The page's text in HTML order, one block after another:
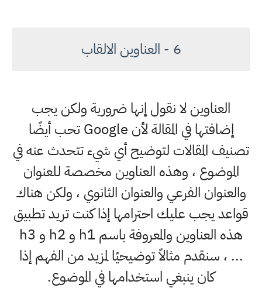
6 - العناوين الالقاب
العناوين لا نقول إنها ضرورية ولكن يجب
إضافتها في المقالة لأن Google تحب أيضًا
تصنيف المقالات لتوضيح أي شيء تتحدث عنه في
الموضوع ، وهذه العناوين مخصصة للعنوان
والعنوان الفرعي والعنوان الثانوي ، ولكن هناك
قواعد يجب عليك احترامها إذا كنت تريد تطبيق
هذه العناوين والمعروفة باسم h1 و h2 و h3
... ، سنقدم مثالاً توضيحيًا لمزيد من الفهم إذا
كان ينبغي استخدامها في الموضوع.